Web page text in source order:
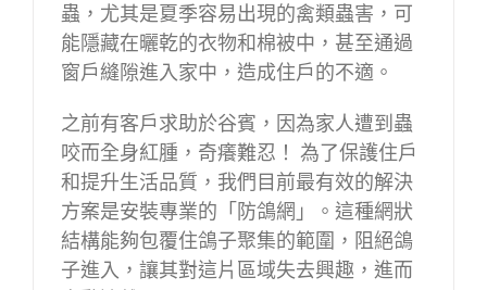
蟲，尤其是夏季容易出現的禽類蟲害，可
能隱藏在曬乾的衣物和棉被中，甚至通過
窗戶縫隙進入家中，造成住戶的不適。
之前有客戶求助於谷賓，因為家人遭到蟲
咬而全身紅腫，奇癢難忍！ 為了保護住戶
和提升生活品質，我們目前最有效的解決
方案是安裝專業的「防鴿網」。這種網狀
結構能夠包覆住鴿子聚集的範圍，阻絕鴿
子進入，讓其對這片區域失去興趣，進而